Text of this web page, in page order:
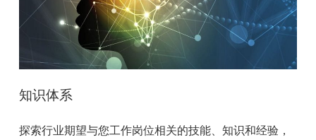
知识体系
探索行业期望与您工作岗位相关的技能、知识和经验，